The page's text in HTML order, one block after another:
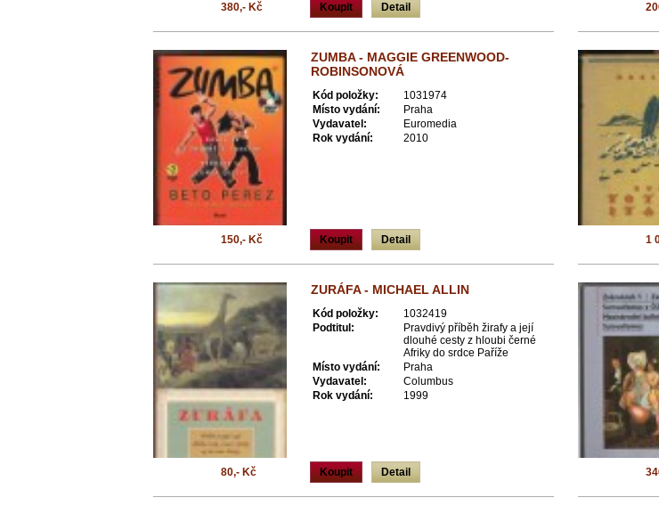
Koupit Detail
380,- Kč
ZUMBA - MAGGIE GREENWOOD-
ROBINSONOVÁ
Kód položky:
1031974
Místo vydání:
Praha
Vydavatel:
Euromedia
Rok vydání:
2010
Koupit Detail
150,- Kč 1
ZURÁFA - MICHAEL ALLIN
Kód položky:
1032419
Podtitul:
Pravdivý příběh žirafy a její
dlouhé cesty z hloubi černé
Afriky do srdce Paříže
Místo vydání:
Praha
Vydavatel:
Columbus
Rok vydání:
1999
Koupit Detail
80,- Kč